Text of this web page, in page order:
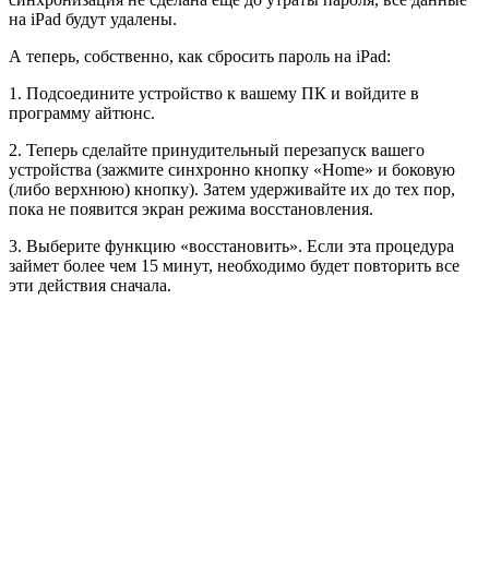
на iPad будут удалены.
А теперь, собственно, как сбросить пароль на iPad:
1. Подсоедините устройство к вашему ПК и войдите в
программу айтюнс.
2. Теперь сделайте принудительный перезапуск вашего
устройства (зажмите синхронно кнопку «Home» и боковую
(либо верхнюю) кнопку). Затем удерживайте их до тех пор,
пока не появится экран режима восстановления.
3. Выберите функцию «восстановить». Если эта процедура
займет более чем 15 минут, необходимо будет повторить все
эти действия сначала.